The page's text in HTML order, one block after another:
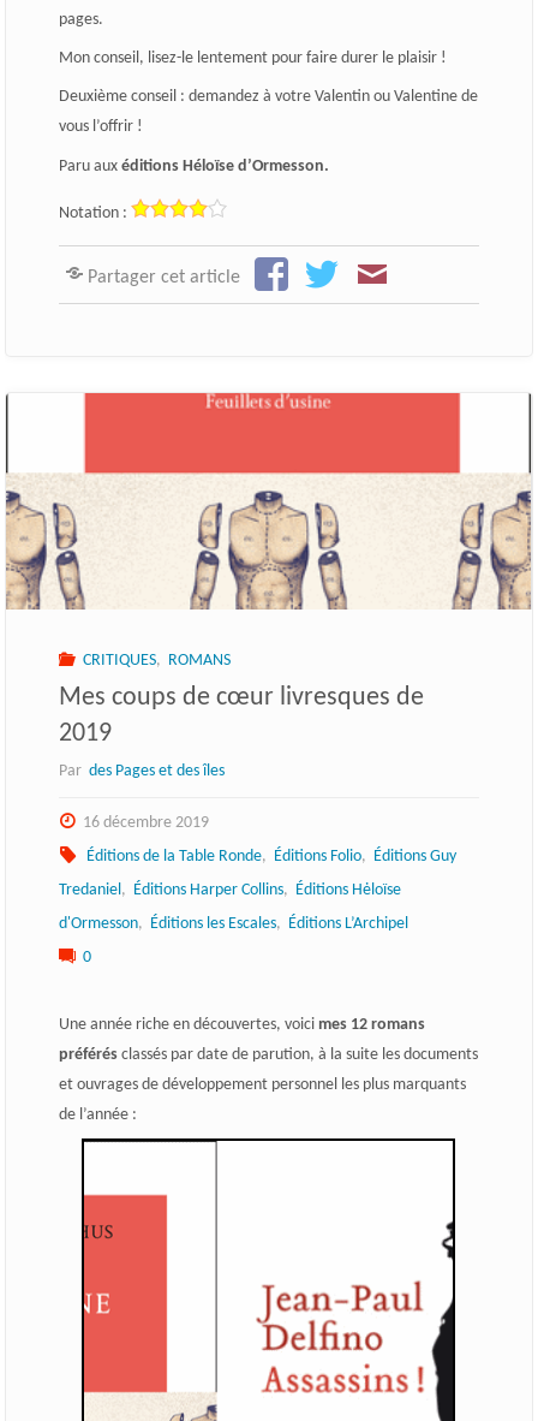
pages.
Mon conseil, lisez-le lentement pour faire durer le plaisir !
Deuxième conseil : demandez à votre Valentin ou Valentine de
vous l’offrir !
Paru aux éditions Héloïse d’Ormesson.
Notation :
Partager cet article
CRITIQUES, ROMANS
Mes coups de cœur livresques de
2019
Par des Pages et des îles
16 décembre 2019
Éditions de la Table Ronde, Éditions Folio, Éditions Guy
Tredaniel, Éditions Harper Collins, Éditions Hėloïse
d'Ormesson, Éditions les Escales, Éditions L’Archipel
0
Une année riche en découvertes, voici mes 12 romans
préférésclassés par date de parution, à la suite les documents
et ouvrages de développement personnel les plus marquants
de l’année :